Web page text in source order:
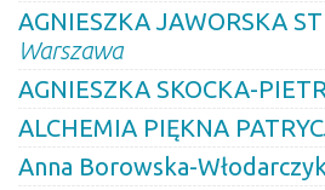
AGNIESZKA JAWORSKA
Warszawa
AGNIESZKA SKOCKA-
ALCHEMIA PIĘKNA
Anna Borowska-